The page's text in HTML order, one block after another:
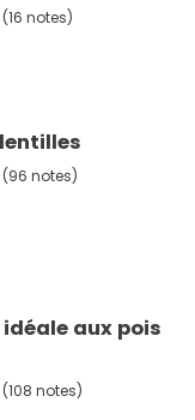
(16 notes)
(96 notes)
aux pois
(108 notes)